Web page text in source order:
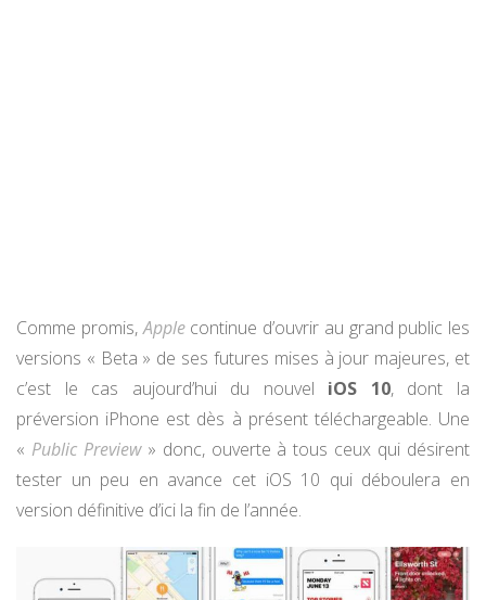
Comme promis,Applecontinue d’ouvrir au grand public les
versions « Beta » de ses futures mises à jour majeures, et
c’est le cas aujourd’hui du nouvel iOS 10, dont la
préversion iPhone est dès à présent téléchargeable. Une
« Public Preview» donc, ouverte à tous ceux qui désirent
tester un peu en avance cet iOS 10 qui déboulera en
version définitive d’ici la fin de l’année.